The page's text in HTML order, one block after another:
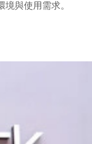
環境與使用需求。